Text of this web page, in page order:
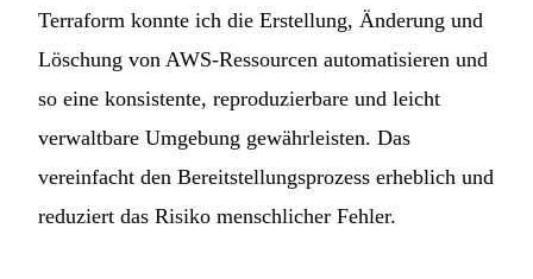
Terraform konnte ich die Erstellung, Änderung und
Löschung von AWS-Ressourcen automatisieren und
so eine konsistente, reproduzierbare und leicht
verwaltbare Umgebung gewährleisten. Das
vereinfacht den Bereitstellungsprozess erheblich und
reduziert das Risiko menschlicher Fehler.